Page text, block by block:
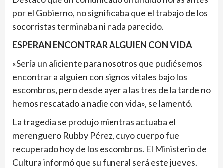
por el Gobierno, no significaba que el trabajo de los
socorristas terminaba ni nada parecido.
ESPERAN ENCONTRAR ALGUIEN CON VIDA
«Sería un aliciente para nosotros que pudiésemos
encontrar a alguien con signos vitales bajo los
escombros, pero desde ayer a las tres de la tarde no
hemos rescatado a nadie con vida», se lamentó.
La tragedia se produjo mientras actuaba el
merenguero Rubby Pérez, cuyo cuerpo fue
recuperado hoy de los escombros. El Ministerio de
Cultura informó que su funeral será este jueves.